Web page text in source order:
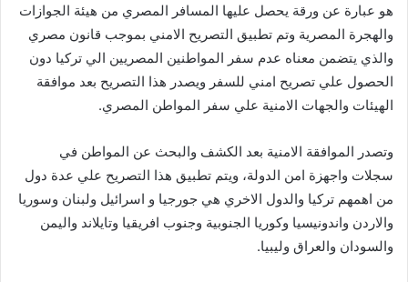
هو عبارة عن ورقة يحصل عليها المسافر المصري من هيئة الجوازات
والهجرة المصرية وتم تطبيق التصريح الامني بموجب قانون مصري
والذي يتضمن معناه عدم سفر المواطنين المصريين الي تركيا دون
الحصول علي تصريح امني للسفر ويصدر هذا التصريح بعد موافقة
الهيئات والجهات الامنية علي سفر المواطن المصري.
وتصدر الموافقة الامنية بعد الكشف والبحث عن المواطن في
سجلات واجهزة امن الدولة، ويتم تطبيق هذا التصريح علي عدة دول
من اهمهم تركيا والدول الاخري هي جورجيا و اسرائيل ولبنان وسوريا
والاردن واندونيسيا وكوريا الجنوبية وجنوب افريقيا وتايلاند واليمن
والسودان والعراق وليبيا.